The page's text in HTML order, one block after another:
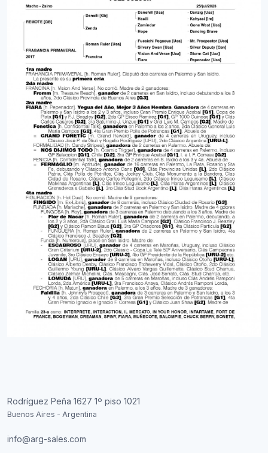
Rodríguez Peña 1627 1º piso 1021
Buenos Aires - Argentina
info@arg-sales.com